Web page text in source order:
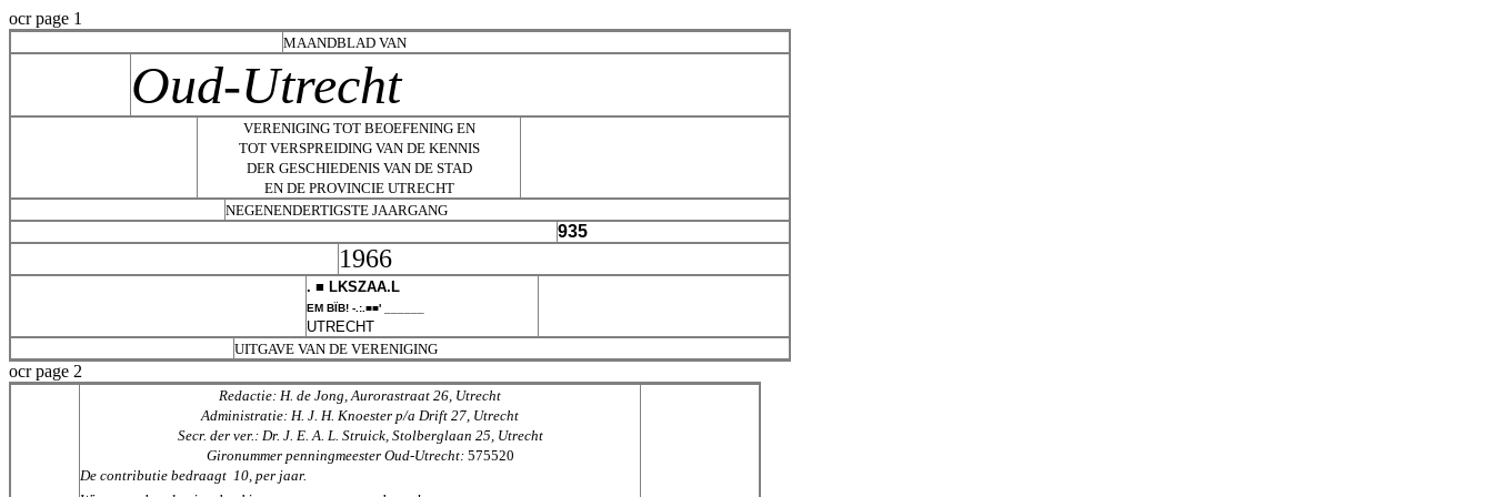
ocr page 1
MAANDBLAD VAN
Oud-Utrecht
VERENIGING TOT BEOEFENING EN
TOT VERSPREIDING VAN DE KENNIS
DER GESCHIEDENIS VAN DE STAD
EN DE PROVINCIE UTRECHT
NEGENENDERTIGSTE JAARGANG
935
1966
. ■ LKSZAA.L
EM BÏB! -.:.■■'
UTRECHT
UITGAVE VAN DE VERENIGING
ocr page 2
Redactie: H. de Jong, Aurorastraat 26, Utrecht
Administratie: H. J. H. Knoester p/a Drift 27, Utrecht
Secr. der ver.: Dr. J. E. A. L. Struick, Stolberglaan 25, Utrecht
Gironummer penningmeester Oud-Utrecht: 575520
De contributie bedraagt 10, per jaar.